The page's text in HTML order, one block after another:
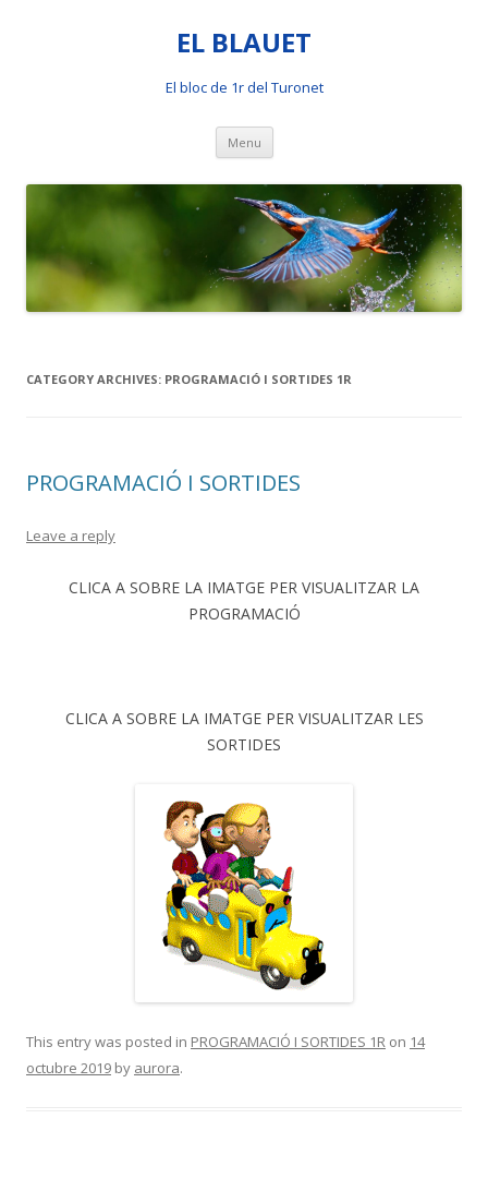
EL BLAUET
El bloc de 1r del Turonet
Menu Skip
content
CATEGORY ARCHIVES: PROGRAMACIÓ I SORTIDES 1R
PROGRAMACIÓ I SORTIDES
Leave a reply
CLICA A SOBRE LA IMATGE PER VISUALITZAR LA
PROGRAMACIÓ
CLICA A SOBRE LA IMATGE PER VISUALITZAR LES
SORTIDES
This entry was posted in PROGRAMACIÓ I SORTIDES 1R on 14
octubre 2019 by aurora.